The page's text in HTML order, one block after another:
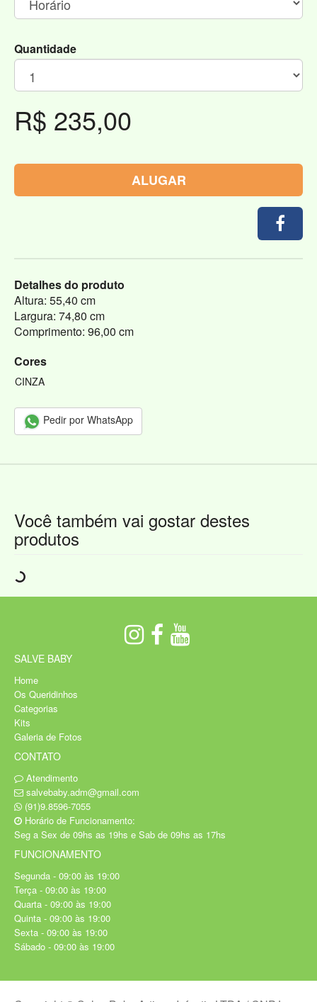
Quantidade
R$ 235,00
ALUGAR
Detalhes do produto
Altura: 55,40 cm
Largura: 74,80 cm
Comprimento: 96,00 cm
Cores
CINZA
Pedir por WhatsApp
Você também vai gostar destes
produtos
SALVE BABY
Home
Os Queridinhos
Categorias
Kits
Galeria de Fotos
CONTATO
Atendimento
salvebaby.adm@gmail.com
(91)9.8596-7055
Horário de Funcionamento:
Seg a Sex de 09hs as 19hs e Sab de 09hs as 17hs
FUNCIONAMENTO
Segunda - 09:00 às 19:00
Terça - 09:00 às 19:00
Quarta - 09:00 às 19:00
Quinta - 09:00 às 19:00
Sexta - 09:00 às 19:00
Sábado - 09:00 às 19:00